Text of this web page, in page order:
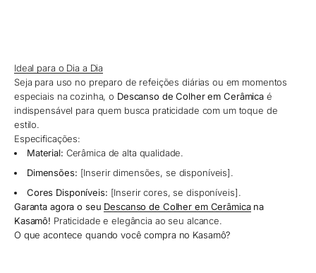
Ideal para o Dia a Dia
Seja para uso no preparo de refeições diárias ou em momentos
especiais na cozinha, o Descanso de Colher em Cerâmica é
indispensável para quem busca praticidade com um toque de
estilo.
Especificações:
Material: Cerâmica de alta qualidade.
Dimensões: [Inserir dimensões, se disponíveis].
Cores Disponíveis: [Inserir cores, se disponíveis].
Garanta agora o seu Descanso de Colher em Cerâmicana
Kasamô! Praticidade e elegância ao seu alcance.
O que acontece quando você compra no Kasamô?